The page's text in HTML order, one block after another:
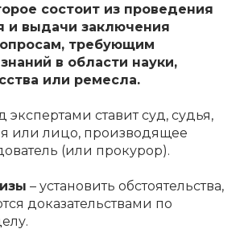
состоит из проведения
и выдачи заключения
требующим
в области науки,
или ремесла.
ставит суд, судья,
или лицо, производящее
(или прокурор).
– установить обстоятельства,
доказательствами по